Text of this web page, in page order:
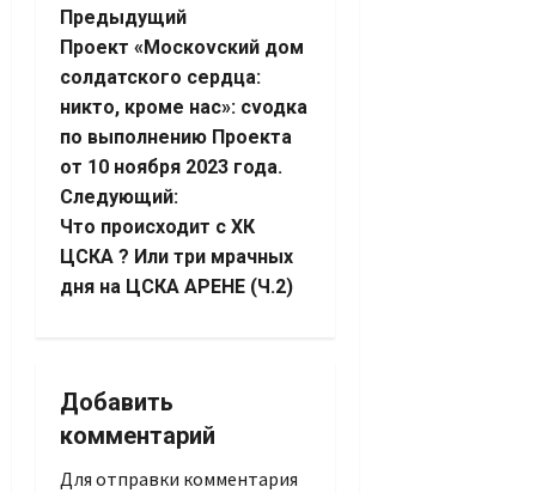
Навигация
записи
Предыдущий
Проект «Москоvский дом
солдатского сердца:
никто, кроме нас»: сvодка
по выполнению Проекта
от 10 ноября 2023 года.
Следующий:
Что происходит с ХК
ЦСКА ? Или три мрачных
дня на ЦСКА АРЕНЕ (Ч.2)
Добавить
комментарий
Для отправки комментария